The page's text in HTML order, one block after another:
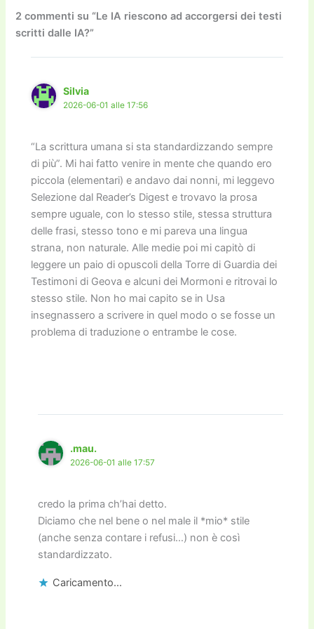
o
o
k
o m n
n di
2 commenti su “Le IA riescono ad accorgersi dei testi
scritti dalle IA?”
Silvia
2026-06-01 alle 17:56
“La scrittura umana si sta standardizzando sempre
di più”. Mi hai fatto venire in mente che quando ero
piccola (elementari) e andavo dai nonni, mi leggevo
Selezione dal Reader’s Digest e trovavo la prosa
sempre uguale, con lo stesso stile, stessa struttura
delle frasi, stesso tono e mi pareva una lingua
strana, non naturale. Alle medie poi mi capitò di
leggere un paio di opuscoli della Torre di Guardia dei
Testimoni di Geova e alcuni dei Mormoni e ritrovai lo
stesso stile. Non ho mai capito se in Usa
insegnassero a scrivere in quel modo o se fosse un
problema di traduzione o entrambe le cose.
.mau.
2026-06-01 alle 17:57
credo la prima ch’hai detto.
Diciamo che nel bene o nel male il *mio* stile
(anche senza contare i refusi…) non è così
standardizzato.
Caricamento...